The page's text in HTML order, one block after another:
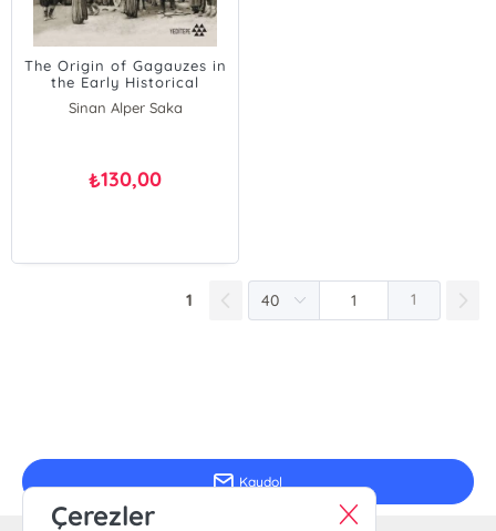
The Origin of Gagauzes in
the Early Historical
Periods
Sinan Alper Saka
₺130,00
1 1
Kaydol
Çerezler